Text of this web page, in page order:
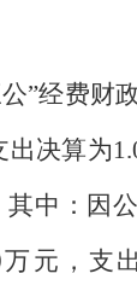
”经费财
出决算为
中：因
元，支